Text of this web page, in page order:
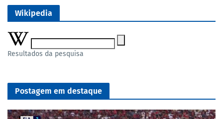
Wikipedia
Resultados da pesquisa
Postagem em destaque